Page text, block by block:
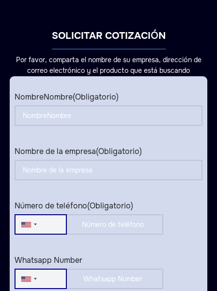
SOLICITAR COTIZACIÓN
Por favor, comparta el nombre de su empresa, dirección de
correo electrónico y el producto que está buscando
NombreNombre(Obligatorio)
Nombre de la empresa(Obligatorio)
Número de teléfono(Obligatorio)
United
Whatsapp Number
United